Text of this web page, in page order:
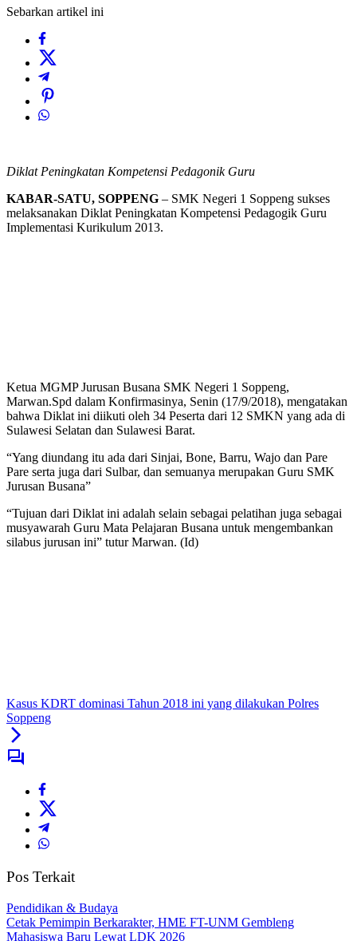
Sebarkan artikel ini
Diklat Peningkatan Kompetensi Pedagonik Guru
KABAR-SATU, SOPPENG – SMK Negeri 1 Soppeng sukses
melaksanakan Diklat Peningkatan Kompetensi Pedagogik Guru
Implementasi Kurikulum 2013.
Ketua MGMP Jurusan Busana SMK Negeri 1 Soppeng,
Marwan.Spd dalam Konfirmasinya, Senin (17/9/2018), mengatakan
bahwa Diklat ini diikuti oleh 34 Peserta dari 12 SMKN yang ada di
Sulawesi Selatan dan Sulawesi Barat.
“Yang diundang itu ada dari Sinjai, Bone, Barru, Wajo dan Pare
Pare serta juga dari Sulbar, dan semuanya merupakan Guru SMK
Jurusan Busana”
“Tujuan dari Diklat ini adalah selain sebagai pelatihan juga sebagai
musyawarah Guru Mata Pelajaran Busana untuk mengembankan
silabus jurusan ini” tutur Marwan. (Id)
Kasus KDRT dominasi Tahun 2018 ini yang dilakukan Polres
Soppeng
Pos Terkait
Pendidikan & Budaya
Cetak Pemimpin Berkarakter, HME FT-UNM Gembleng
Mahasiswa Baru Lewat LDK 2026